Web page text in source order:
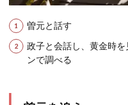
曽元と話す
政子と会話し、黄金時
ンで調べる